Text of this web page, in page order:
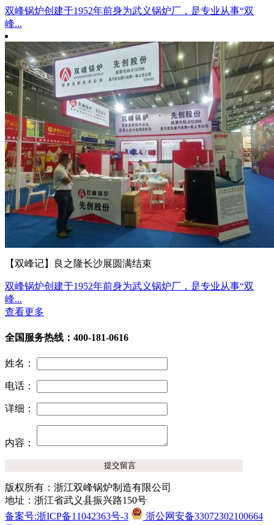
双峰锅炉创建于1952年前身为武义锅炉厂，是专业从事“双
峰...
【双峰记】良之隆长沙展圆满结束
双峰锅炉创建于1952年前身为武义锅炉厂，是专业从事“双
峰...
查看更多
全国服务热线：400-181-0616
姓名：
电话：
详细：
内容：
版权所有：浙江双峰锅炉制造有限公司
地址：浙江省武义县振兴路150号
备案号:浙ICP备11042363号-3
浙公网安备33072302100664